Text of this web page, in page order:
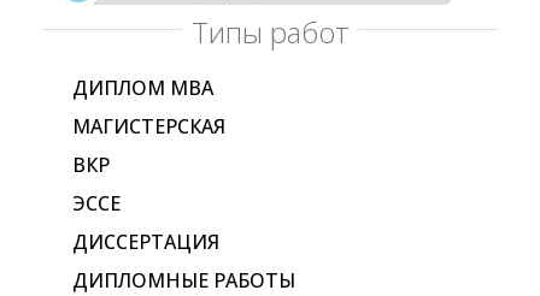
Типы работ
ДИПЛОМ МВА
МАГИСТЕРСКАЯ
ВКР
ЭССЕ
ДИССЕРТАЦИЯ
ДИПЛОМНЫЕ РАБОТЫ